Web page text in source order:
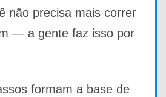
não precisa mais correr
— a gente faz isso por
formam a base de